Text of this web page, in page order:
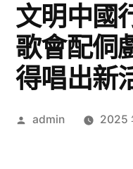
文明中國
歌會配侗
得唱出新
作
admin 2025